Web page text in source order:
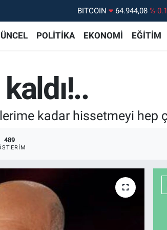
DOLAR 47,7436
55,2510
%0.32
POLİTİKA EKONOMİ EĞİTİM
kadar hissetmeyi
489